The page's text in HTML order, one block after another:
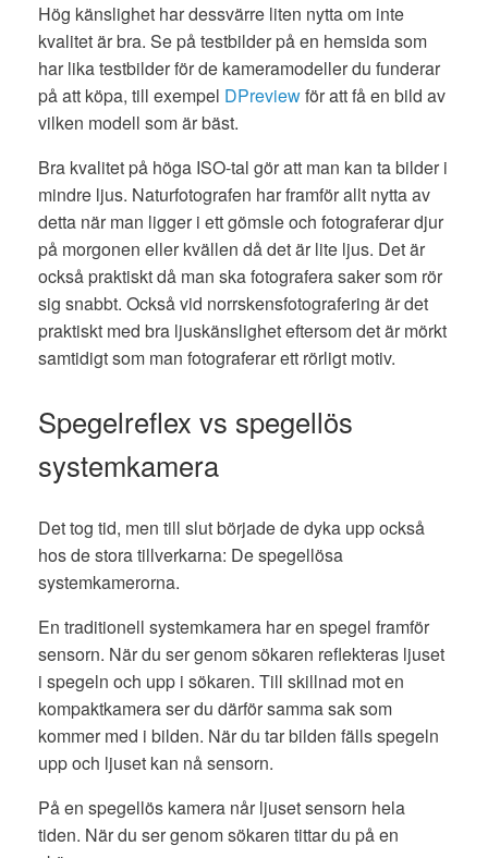
Hög känslighet har dessvärre liten nytta om inte
kvalitet är bra. Se på testbilder på en hemsida som
har lika testbilder för de kameramodeller du funderar
på att köpa, till exempel DPreviewför att få en bild av
vilken modell som är bäst.
Bra kvalitet på höga ISO-tal gör att man kan ta bilder i
mindre ljus. Naturfotografen har framför allt nytta av
detta när man ligger i ett gömsle och fotograferar djur
på morgonen eller kvällen då det är lite ljus. Det är
också praktiskt då man ska fotografera saker som rör
sig snabbt. Också vid norrskensfotografering är det
praktiskt med bra ljuskänslighet eftersom det är mörkt
samtidigt som man fotograferar ett rörligt motiv.
Spegelreflex vs spegellös
systemkamera
Det tog tid, men till slut började de dyka upp också
hos de stora tillverkarna: De spegellösa
systemkamerorna.
En traditionell systemkamera har en spegel framför
sensorn. När du ser genom sökaren reflekteras ljuset
i spegeln och upp i sökaren. Till skillnad mot en
kompaktkamera ser du därför samma sak som
kommer med i bilden. När du tar bilden fälls spegeln
upp och ljuset kan nå sensorn.
På en spegellös kamera når ljuset sensorn hela
tiden. När du ser genom sökaren tittar du på en